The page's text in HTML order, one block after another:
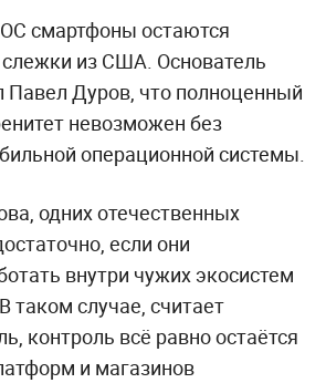
смартфоны остаются
из США. Основатель
Павел Дуров, что полноценный
невозможен без
операционной системы.
одних отечественных
если они
внутри чужих экосистем
таком случае, считает
контроль всё равно остаётся
и магазинов